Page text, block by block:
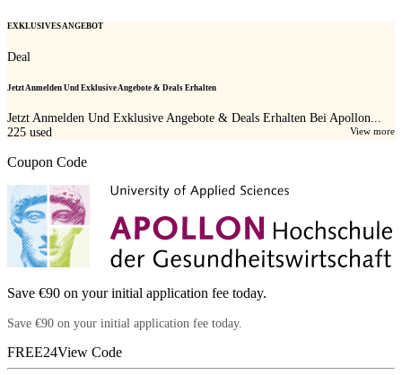
EXKLUSIVES ANGEBOT
Deal
Jetzt Anmelden Und Exklusive Angebote & Deals Erhalten
Jetzt Anmelden Und Exklusive Angebote & Deals Erhalten Bei Apollon...
View more
225 used
Coupon Code
Save €90 on your initial application fee today.
Save €90 on your initial application fee today.
FREE24View Code